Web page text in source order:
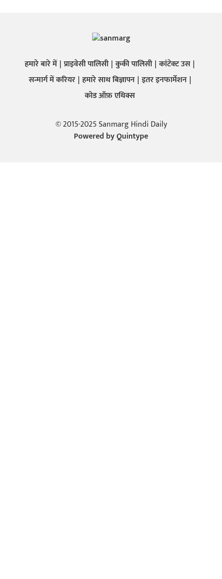
हमारे बारे में प्राइवेसी पालिसी कुकी पालिसी कांटेक्ट उस
सन्मार्ग में करियर हमारे साथ बिज्ञापन इतर इनफार्मेशन
कोड ऑफ़ एथिक्स
© 2015-2025 Sanmarg Hindi Daily
Powered byQuintype